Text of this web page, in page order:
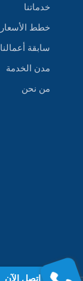
خدماتنا
خطط الأسعار
سابقة أعمالنا
مدن الخدمة
من نحن
إتصل الآن